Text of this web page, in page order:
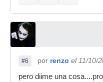
#6 por renzo el 11/10/
pero diime una